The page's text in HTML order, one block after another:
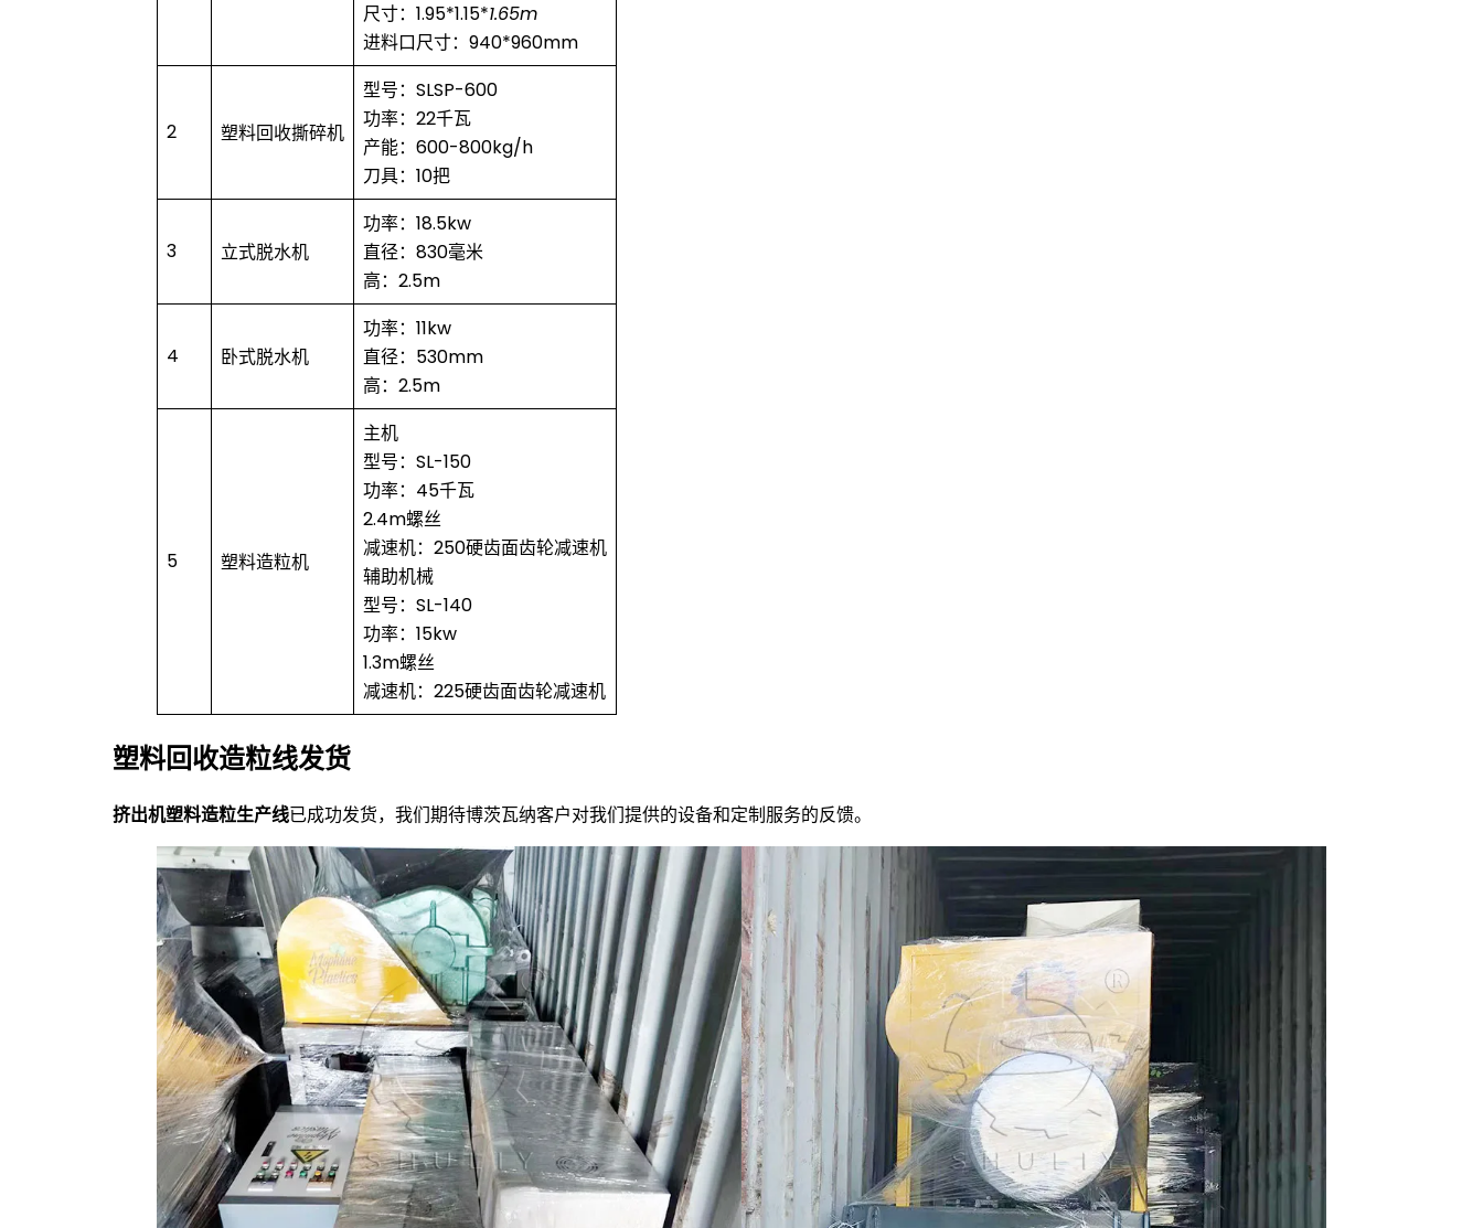
尺寸：1.95*1.15*1.65m
进料口尺寸：940*960mm
2 塑料回收撕碎机
型号：SLSP-600
功率：22千瓦
产能：600-800kg/h
刀具：10把
3 立式脱水机
功率：18.5kw
直径：830毫米
高：2.5m
4 卧式脱水机
功率：11kw
直径：530mm
高：2.5m
5 塑料造粒机
主机
型号：SL-150
功率：45千瓦
2.4m螺丝
减速机：250硬齿面齿轮减速机
辅助机械
型号：SL-140
功率：15kw
1.3m螺丝
减速机：225硬齿面齿轮减速机
塑料回收造粒线发货
挤出机塑料造粒生产线已成功发货，我们期待博茨瓦纳客户对我们提供的设备和定制服务的反馈。